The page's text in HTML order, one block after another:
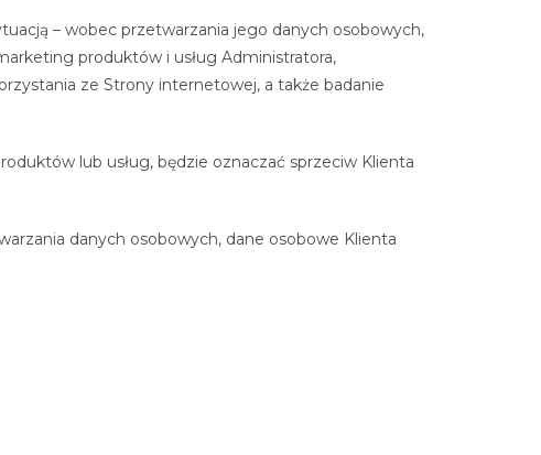
– wobec przetwarzania jego danych osobowych,
produktów i usług Administratora,
ze Strony internetowej, a także badanie
lub usług, będzie oznaczać sprzeciw Klienta
danych osobowych, dane osobowe Klienta